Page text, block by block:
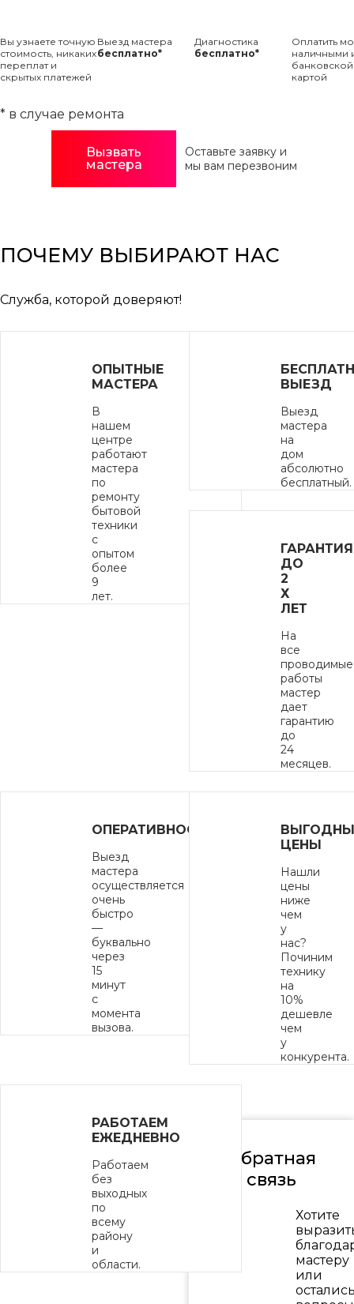
Мастер по электрическим и газовым
плитам
Вызвать мастера
ОЛЕГ ВЫСКУБИН
Вызвать мастера
посудомоечным и сушильным
Вызвать мастера
Вы узнаете точную
стоимость, никаких
переплат и
скрытых платежей
Выезд мастера
бесплатно*
Диагностика
бесплатно*
Оплатить
наличными
банковской
картой
* в случае ремонта
Вызвать
мастера
Оставьте заявку и
мы вам перезвоним
ПОЧЕМУ ВЫБИРАЮТ НАС
Служба, которой доверяют!
ОПЫТНЫЕ
МАСТЕРА
В
нашем
центре
работают
мастера
по
ремонту
бытовой
техники
с
опытом
более
9
лет.
ВЫЕЗД
Выезд
мастера
на
дом
абсолютно
бесплатный.
ГАРАНТИЯ
ДО
2
Х
ЛЕТ
На
все
проводимые
работы
мастер
дает
гарантию
до
24
месяцев.
ОПЕРАТИВНОСТЬ
Выезд
мастера
осуществляется
очень
быстро
—
буквально
через
15
минут
с
момента
вызова.
ЦЕНЫ
Нашли
цены
ниже
чем
у
нас?
Починим
технику
на
10%
дешевле
чем
у
конкурента.
РАБОТАЕМ
ЕЖЕДНЕВНО
Работаем
без
выходных
по
всему
району
и
области.
Обратная
связь
Хотите
мастеру
или